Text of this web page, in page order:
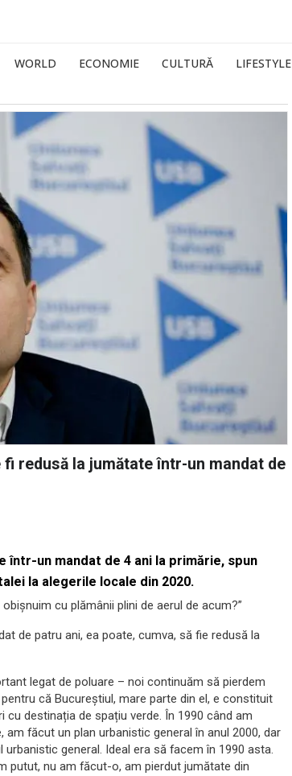
WORLD ECONOMIE CULTURĂ LIFESTYLE
redusă la jumătate într-un mandat de
într-un mandat de 4 ani la primărie, spun
la alegerile locale din 2020.
cu plămânii plini de aerul de acum?”
de patru ani, ea poate, cumva, să fie redusă la
legat de poluare – noi continuăm să pierdem
că Bucureștiul, mare parte din el, e constituit
destinația de spațiu verde. În 1990 când am
făcut un plan urbanistic general în anul 2000, dar
general. Ideal era să facem în 1990 asta.
putut, nu am făcut-o, am pierdut jumătate din